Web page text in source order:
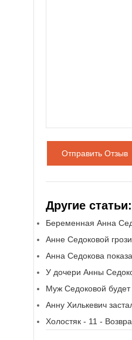
Отправить Отзыв
Другие статьи:
Беременная Анна
Анне Седоковой
Анна Седокова
У дочери Анны
Муж Седоковой
Анну Хилькевич
Холостяк - 11 -